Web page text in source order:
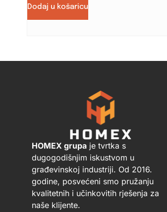
Dodaj u košaricu
HOMEX grupaje tvrtka s
dugogodišnjim iskustvom u
građevinskoj industriji. Od 2016.
godine, posvećeni smo pružanju
kvalitetnih i učinkovitih rješenja za
naše klijente.